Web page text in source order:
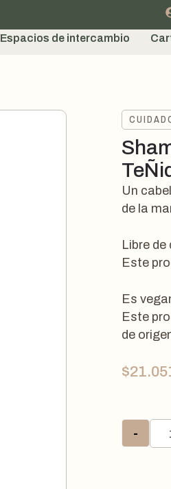
Espacios de intercambio
Un
de la
Libre de
Este
Es
Este
de
$
-